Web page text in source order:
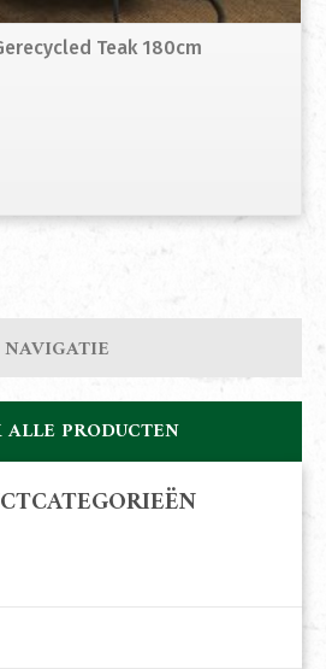
Teak 180cm
NAVIGATIE
PRODUCTEN